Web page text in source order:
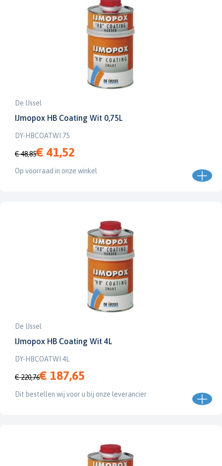
De IJssel
IJmopox HB Coating Wit 0,75L
DY-HBCOATWI.75
€ 48,85€ 41,52
Op voorraad in onze winkel
De IJssel
IJmopox HB Coating Wit 4L
DY-HBCOATWI 4L
€ 220,76€ 187,65
Dit bestellen wij voor u bij onze leverancier